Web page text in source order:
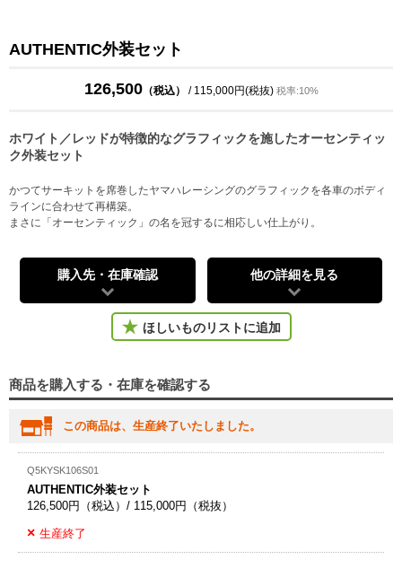
AUTHENTIC外装セット
126,500（税込） / 115,000円(税抜) 税率:10%
ホワイト／レッドが特徴的なグラフィックを施したオーセンティッ
ク外装セット
かつてサーキットを席巻したヤマハレーシングのグラフィックを各車のボディ
ラインに合わせて再構築。
まさに「オーセンティック」の名を冠するに相応しい仕上がり。
購入先・在庫確認 他の詳細を見る
ほしいものリストに追加
商品を購入する・在庫を確認する
この商品は、生産終了いたしました。
Q5KYSK106S01
AUTHENTIC外装セット
126,500円（税込）/ 115,000円（税抜）
生産終了